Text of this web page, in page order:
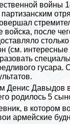
войны
войска, после
(см.
гусара.
Денис Давыдов
родилось 5
в котором
армейские